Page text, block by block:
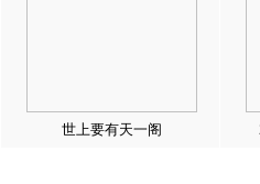
世上要有天一阁